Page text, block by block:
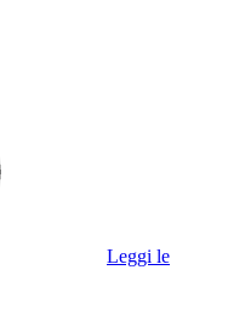
Leggi le